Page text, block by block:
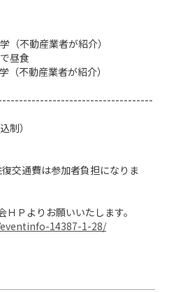
不動産業者が紹介）
昼食
産業者が紹介）
制）
交通費は参加者負担になりま
14387-1-28/